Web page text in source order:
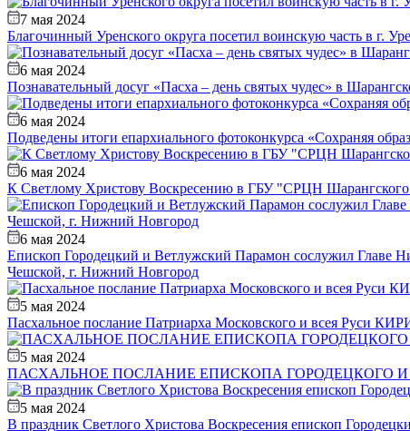
7 мая 2024
Благочинный Уренского округа посетил воинскую часть в г.
6 мая 2024
Познавательный досуг «Пасха – день святых чудес» в
6 мая 2024
Подведены итоги епархиального фотоконкурса «Сохраняя
6 мая 2024
К Светлому Христову Воскресению в ГБУ "СРЦН Шарангского
6 мая 2024
Епископ Городецкий и Ветлужский Парамон сослужил Главе
Чешской, г. Нижний Новгород
5 мая 2024
Пасхальное послание Патриарха Московского и всея Руси
5 мая 2024
ПАСХАЛЬНОЕ ПОСЛАНИЕ ЕПИСКОПА ГОРОДЕЦКОГО
5 мая 2024
В праздник Светлого Христова Воскресения епископ